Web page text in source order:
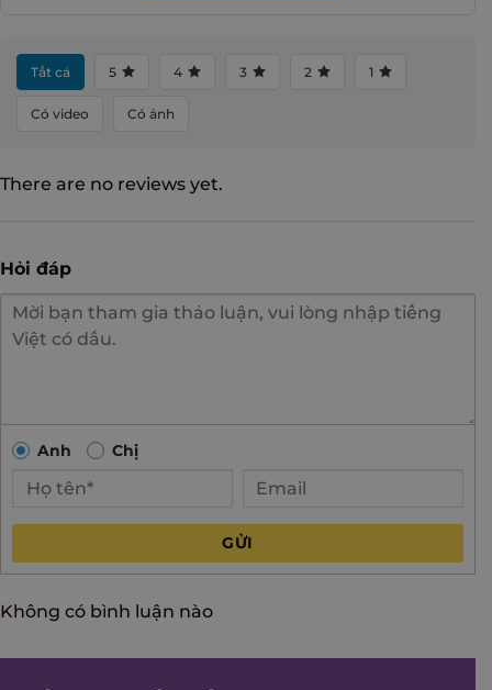
Tất cả 5 4 3 2 1
Có video Có ảnh
There are no reviews yet.
Hỏi đáp
Anh Chị
GỬI
Không có bình luận nào